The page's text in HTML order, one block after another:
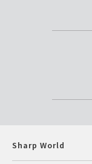
Sharp World